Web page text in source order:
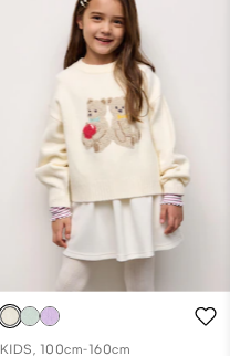
KIDS, 100cm-160cm